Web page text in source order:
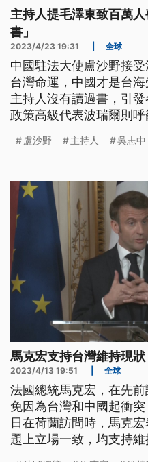
主持人提毛澤東致百萬
書」
2023/4/23 19:31 全球
中國駐法大使盧沙野接
台灣命運，中國才是台
主持人沒有讀過書，引
政策高級代表波瑞爾則
盧沙野 主持人 吳志中
馬克宏支持台灣維持現狀
2023/4/13 19:51 全球
法國總統馬克宏，在先
免因為台灣和中國起衝突
日在荷蘭訪問時，馬克
題上立場一致，均支持